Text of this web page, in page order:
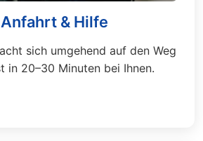
& Hilfe
sich umgehend auf den Weg
in 20–30 Minuten bei Ihnen.